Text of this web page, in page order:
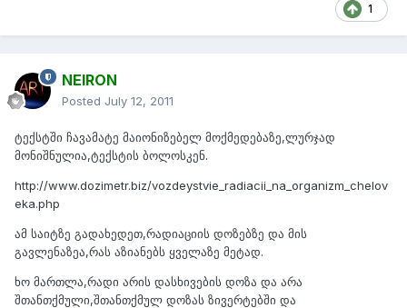
1
NEIRON
Posted July 12, 2011
ტექსტში ჩავამატე მაიონიზებელ მოქმედებაზე,ლურჯად
მონიშნულია,ტექსტის ბოლოსკენ.
http://www.dozimetr.biz/vozdeystvie_radiacii_na_organizm_chelov
eka.php
ამ საიტზე გადახედეთ,რადიაციის დოზებზე და მის
გავლენაზეა,რას აზიანებს ყველაზე მეტად.
ხო მართლა,რადი არის დასხივების დოზა და არა
შთანთქმული,შთანთქმულ დოზას ზივერტებში და